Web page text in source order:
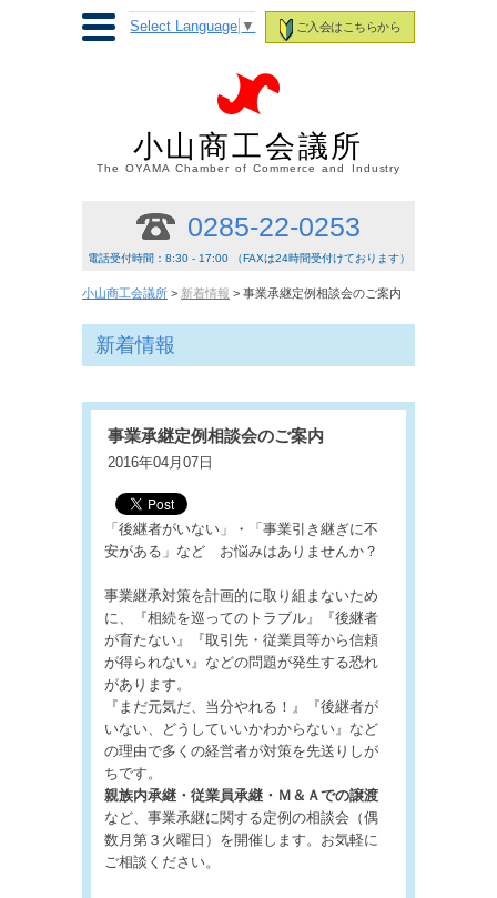
ご入会はこちらから
Select Language ▼
小山商工会議所
The OYAMA Chamber of Commerce and Industry
0285-22-0253
電話受付時間：8:30 - 17:00 （FAXは24時間受付けております）
小山商工会議所 > 新着情報 > 事業承継定例相談会のご案内
新着情報
事業承継定例相談会のご案内
2016年04月07日
「後継者がいない」・「事業引き継ぎに不
安がある」など お悩みはありませんか？
事業継承対策を計画的に取り組まないため
に、『相続を巡ってのトラブル』『後継者
が育たない』『取引先・従業員等から信頼
が得られない』などの問題が発生する恐れ
があります。
『まだ元気だ、当分やれる！』『後継者が
いない、どうしていいかわからない』など
の理由で多くの経営者が対策を先送りしが
ちです。
親族内承継・従業員承継・Ｍ＆Ａでの譲渡
など、事業承継に関する定例の相談会（偶
数月第３火曜日）を開催します。お気軽に
ご相談ください。